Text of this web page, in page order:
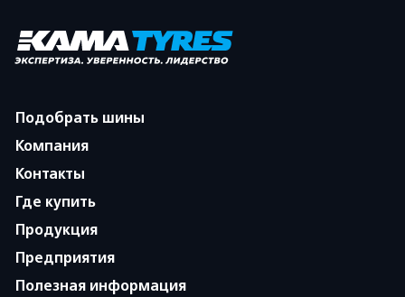
Подобрать шины
Компания
Контакты
Где купить
Продукция
Предприятия
Полезная информация